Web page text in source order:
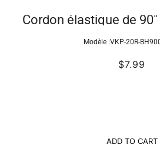
Cordon élastique de
Modèle :VKP-20R-
$7.99
ADD TO CART